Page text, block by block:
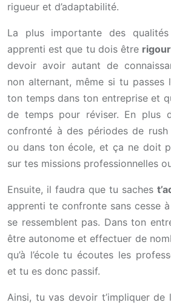
rigueur et d’adaptabilité.
La plus importante des
apprenti est que tu dois être
devoir avoir autant de
non alternant, même si tu passes
ton temps dans ton entreprise et
de temps pour réviser. En plus
confronté à des périodes de
ou dans ton école, et ça ne doit
sur tes missions professionnelles
Ensuite, il faudra que tu saches
apprenti te confronte sans cesse
se ressemblent pas. Dans ton
être autonome et effectuer de
qu’à l’école tu écoutes les
et tu es donc passif.
Ainsi, tu vas devoir t’impliquer de